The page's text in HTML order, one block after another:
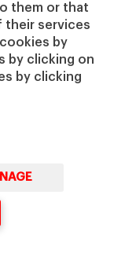
them or that
their services
cookies by
by clicking on
by clicking
of Navarra
Accesibilidad